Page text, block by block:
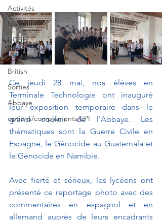
Activités
Maîtrise
UGSEL
Voyages
British
Sorties
Abbaye
options/compléments/EPI
Ce jeudi 28 mai, nos élèves en
Terminale Technologie ont inauguré
leur exposition temporaire dans le
grand couloir de l'Abbaye. Les
thématiques sont la Guerre Civile en
Espagne, le Génocide au Guatemala et
le Génocide en Namibie.
Avec fierté et sérieux, les lycéens ont
présenté ce reportage photo avec des
commentaires en espagnol et en
allemand auprès de leurs encadrants